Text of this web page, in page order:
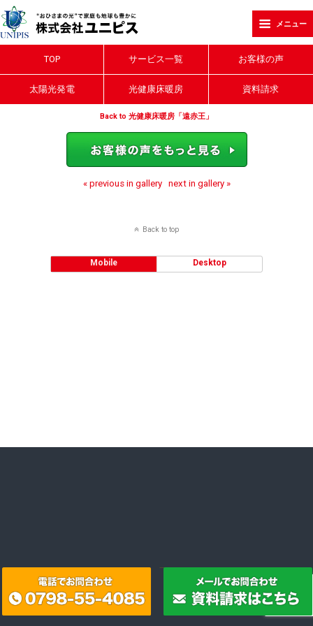
メニュー
TOP サービス一覧 お客様の声
太陽光発電 光健康床暖房 資料請求
Back to 光健康床暖房「遠赤王」
« previous in gallery next in gallery »
Back to top
Mobile Desktop